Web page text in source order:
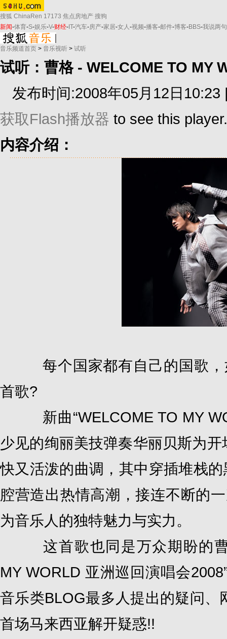
搜狐 ChinaRen 17173 焦点房地产 搜狗
新闻-体育-S-娱乐-V-财经- IT-汽车-房产-家居-女人-视频-播客-邮件-博客-BBS-我说两句
音乐频道首页 > 音乐视听 > 试听
试听：曹格 - WELCOME TO MY
发布时间:2008年05月12日
获取Flash播放器 to see this player.
内容介绍：
每个国家都有自己的国歌，
首歌?
新曲“WELCOME TO MY
少见的绚丽美技弹奏华丽贝斯为
快又活泼的曲调，其中穿插堆栈
腔营造出热情高潮，接连不断的
为音乐人的独特魅力与实力。
这首歌也同是万众期盼的曹
MY WORLD 亚洲巡回演唱会
音乐类BLOG最多人提出的疑问
首场马来西亚解开疑惑!!